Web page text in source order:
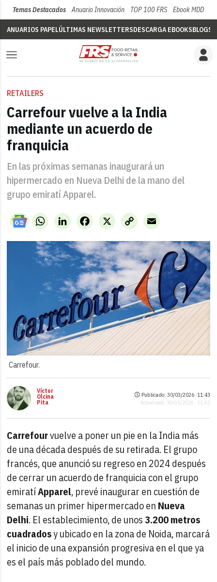
Temas Destacados Anuario Innovación TOP 100 FRS Ebook MDD
ANUARIOS PAPELÚLTIMAS NEWSLETTERSDESCARGA EBOOKSBLOGS
RETAILERS
Carrefour vuelve a la India
mediante un acuerdo de
franquicia
En las próximas semanas inaugurará un
hipermercado en Nueva Delhi de la mano del
grupo emiratí Apparel.
WhatsAppLinkedIn X
Facebook
Copy
Link
Email
Carrefour.
Víctor
Olcina
Pita
Publicado: 30/03/2026 ·11:43
Actualizado: 30/03/2026 · 11:43
Carrefourvuelve a poner un pie en la India más
de una década después de su retirada. El grupo
francés, que anunció su regreso en 2024 después
de cerrar un acuerdo de franquicia con el grupo
emiratíApparel, prevé inaugurar en cuestión de
semanas un primer hipermercado en Nueva
Delhi. El establecimiento, de unos3.200 metros
cuadradosy ubicado en la zona de Noida, marcará
el inicio de una expansión progresiva en el que ya
es el país más poblado del mundo.